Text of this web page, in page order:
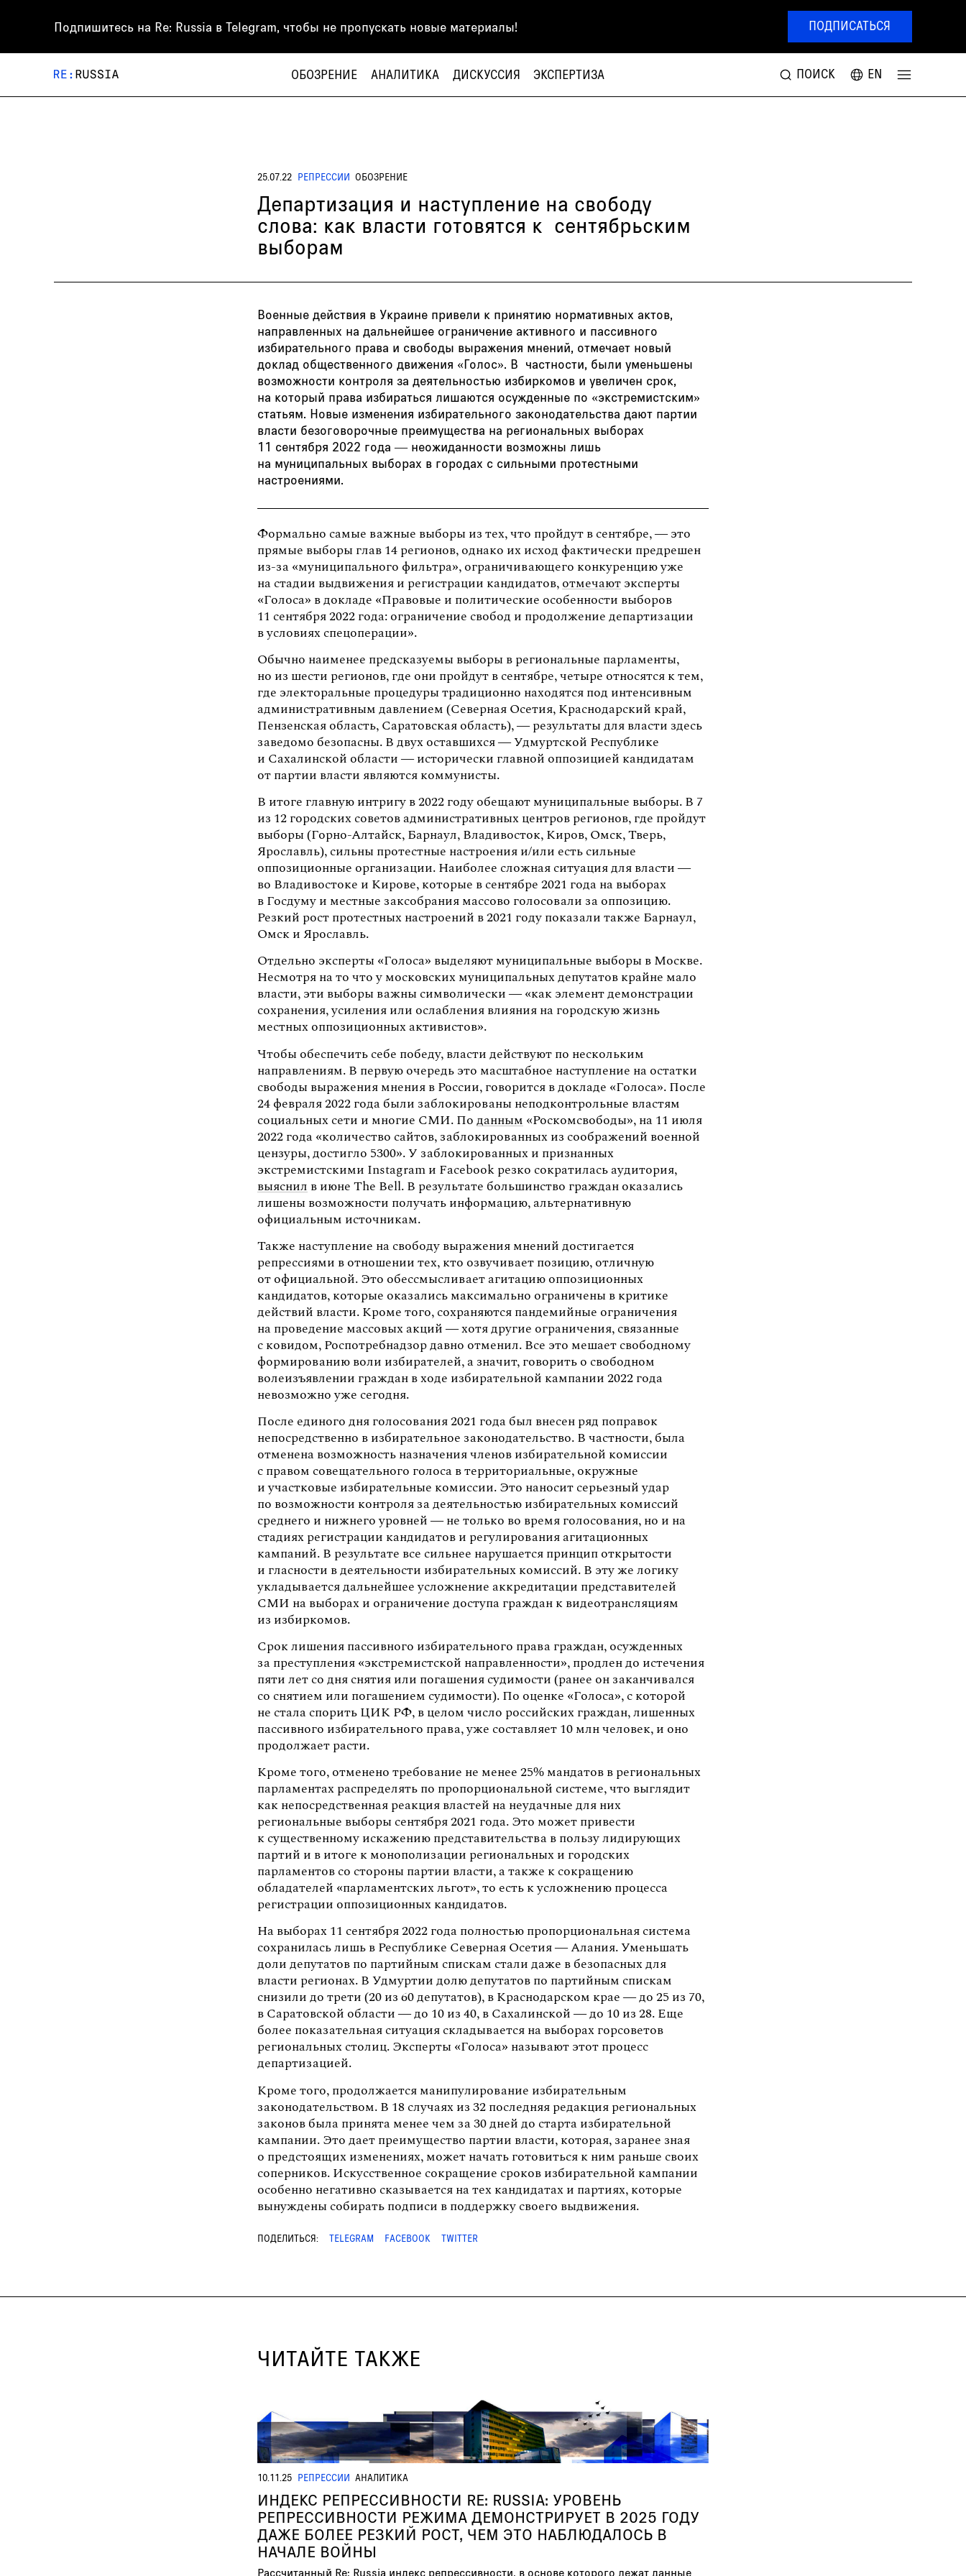
Подпишитесь на Re: Russia в Telegram, чтобы не пропускать новые материалы! ПОДПИСАТЬСЯ
ОБОЗРЕНИЕ АНАЛИТИКА ДИСКУССИЯ ЭКСПЕРТИЗА ПОИСК EN
25.07.22 РЕПРЕССИИ ОБОЗРЕНИЕ
Департизация и наступление на свободу
слова: как власти готовятся к сентябрьским
выборам
Военные действия в Украине привели к принятию нормативных актов,
направленных на дальнейшее ограничение активного и пассивного
избирательного права и свободы выражения мнений, отмечает новый
доклад общественного движения «Голос». В частности, были уменьшены
возможности контроля за деятельностью избиркомов и увеличен срок,
на который права избираться лишаются осужденные по «экстремистским»
статьям. Новые изменения избирательного законодательства дают партии
власти безоговорочные преимущества на региональных выборах
11 сентября 2022 года — неожиданности возможны лишь
на муниципальных выборах в городах с сильными протестными
настроениями.
Формально самые важные выборы из тех, что пройдут в сентябре, — это
прямые выборы глав 14 регионов, однако их исход фактически предрешен
из-за «муниципального фильтра», ограничивающего конкуренцию уже
на стадии выдвижения и регистрации кандидатов,отмечаютэксперты
«Голоса» в докладе «Правовые и политические особенности выборов
11 сентября 2022 года: ограничение свобод и продолжение департизации
в условиях спецоперации».
Обычно наименее предсказуемы выборы в региональные парламенты,
но из шести регионов, где они пройдут в сентябре, четыре относятся к тем,
где электоральные процедуры традиционно находятся под интенсивным
административным давлением (Северная Осетия, Краснодарский край,
Пензенская область, Саратовская область), — результаты для власти здесь
заведомо безопасны. В двух оставшихся — Удмуртской Республике
и Сахалинской области — исторически главной оппозицией кандидатам
от партии власти являются коммунисты.
В итоге главную интригу в 2022 году обещают муниципальные выборы. В 7
из 12 городских советов административных центров регионов, где пройдут
выборы (Горно-Алтайск, Барнаул, Владивосток, Киров, Омск, Тверь,
Ярославль), сильны протестные настроения и/или есть сильные
оппозиционные организации. Наиболее сложная ситуация для власти —
во Владивостоке и Кирове, которые в сентябре 2021 года на выборах
в Госдуму и местные заксобрания массово голосовали за оппозицию.
Резкий рост протестных настроений в 2021 году показали также Барнаул,
Омск и Ярославль.
Отдельно эксперты «Голоса» выделяют муниципальные выборы в Москве.
Несмотря на то что у московских муниципальных депутатов крайне мало
власти, эти выборы важны символически — «как элемент демонстрации
сохранения, усиления или ослабления влияния на городскую жизнь
местных оппозиционных активистов».
Чтобы обеспечить себе победу, власти действуют по нескольким
направлениям. В первую очередь это масштабное наступление на остатки
свободы выражения мнения в России, говорится в докладе «Голоса». После
24 февраля 2022 года были заблокированы неподконтрольные властям
социальных сети и многие СМИ. Поданным «Роскомсвободы», на 11 июля
2022 года «количество сайтов, заблокированных из соображений военной
цензуры, достигло 5300». У заблокированных и признанных
экстремистскими Instagram и Facebook резко сократилась аудитория,
выяснил в июне The Bell. В результате большинство граждан оказались
лишены возможности получать информацию, альтернативную
официальным источникам.
Также наступление на свободу выражения мнений достигается
репрессиями в отношении тех, кто озвучивает позицию, отличную
от официальной. Это обессмысливает агитацию оппозиционных
кандидатов, которые оказались максимально ограничены в критике
действий власти. Кроме того, сохраняются пандемийные ограничения
на проведение массовых акций — хотя другие ограничения, связанные
с ковидом, Роспотребнадзор давно отменил. Все это мешает свободному
формированию воли избирателей, а значит, говорить о свободном
волеизъявлении граждан в ходе избирательной кампании 2022 года
невозможно уже сегодня.
После единого дня голосования 2021 года был внесен ряд поправок
непосредственно в избирательное законодательство. В частности, была
отменена возможность назначения членов избирательной комиссии
с правом совещательного голоса в территориальные, окружные
и участковые избирательные комиссии. Это наносит серьезный удар
по возможности контроля за деятельностью избирательных комиссий
среднего и нижнего уровней — не только во время голосования, но и на
стадиях регистрации кандидатов и регулирования агитационных
кампаний. В результате все сильнее нарушается принцип открытости
и гласности в деятельности избирательных комиссий. В эту же логику
укладывается дальнейшее усложнение аккредитации представителей
СМИ на выборах и ограничение доступа граждан к видеотрансляциям
из избиркомов.
Срок лишения пассивного избирательного права граждан, осужденных
за преступления «экстремистской направленности», продлен до истечения
пяти лет со дня снятия или погашения судимости (ранее он заканчивался
со снятием или погашением судимости). По оценке «Голоса», с которой
не стала спорить ЦИК РФ, в целом число российских граждан, лишенных
пассивного избирательного права, уже составляет 10 млн человек, и оно
продолжает расти.
Кроме того, отменено требование не менее 25% мандатов в региональных
парламентах распределять по пропорциональной системе, что выглядит
как непосредственная реакция властей на неудачные для них
региональные выборы сентября 2021 года. Это может привести
к существенному искажению представительства в пользу лидирующих
партий и в итоге к монополизации региональных и городских
парламентов со стороны партии власти, а также к сокращению
обладателей «парламентских льгот», то есть к усложнению процесса
регистрации оппозиционных кандидатов.
На выборах 11 сентября 2022 года полностью пропорциональная система
сохранилась лишь в Республике Северная Осетия — Алания. Уменьшать
доли депутатов по партийным спискам стали даже в безопасных для
власти регионах. В Удмуртии долю депутатов по партийным спискам
снизили до трети (20 из 60 депутатов), в Краснодарском крае — до 25 из 70,
в Саратовской области — до 10 из 40, в Сахалинской — до 10 из 28. Еще
более показательная ситуация складывается на выборах горсоветов
региональных столиц. Эксперты «Голоса» называют этот процесс
департизацией.
Кроме того, продолжается манипулирование избирательным
законодательством. В 18 случаях из 32 последняя редакция региональных
законов была принята менее чем за 30 дней до старта избирательной
кампании. Это дает преимущество партии власти, которая, заранее зная
о предстоящих изменениях, может начать готовиться к ним раньше своих
соперников. Искусственное сокращение сроков избирательной кампании
особенно негативно сказывается на тех кандидатах и партиях, которые
вынуждены собирать подписи в поддержку своего выдвижения.
ПОДЕЛИТЬСЯ: TELEGRAM FACEBOOK TWITTER
ЧИТАЙТЕ ТАКЖЕ
10.11.25 РЕПРЕССИИ АНАЛИТИКА
ИНДЕКС РЕПРЕССИВНОСТИ RE: RUSSIA: УРОВЕНЬ
РЕПРЕССИВНОСТИ РЕЖИМА ДЕМОНСТРИРУЕТ В 2025 ГОДУ
ДАЖЕ БОЛЕЕ РЕЗКИЙ РОСТ, ЧЕМ ЭТО НАБЛЮДАЛОСЬ В
НАЧАЛЕ ВОЙНЫ
Рассчитанный Re: Russia индекс репрессивности, в основе которого лежат данные